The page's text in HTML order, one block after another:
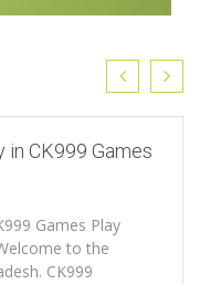
in CK999 Games
Games Play
to the
CK999